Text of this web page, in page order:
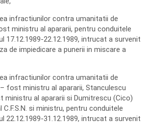
infractiunilor contra umanitatii de
ministru al apararii, pentru conduitele
17.12.1989-22.12.1989, intrucat a survenit
de impiedicare a punerii in miscare a
infractiunilor contra umanitatii de
fost ministru al apararii, Stanculescu
al apararii si Dumitrescu (Cico)
si ministru, pentru conduitele
22.12.1989-31.12.1989, intrucat a survenit